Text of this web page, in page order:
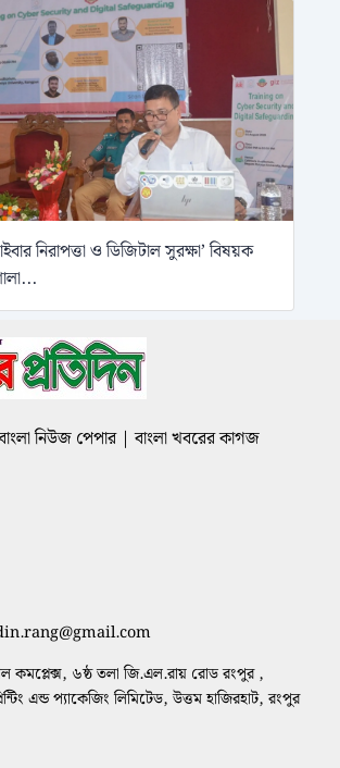
নিরাপত্তা ও ডিজিটাল সুরক্ষা’ বিষয়ক
নিউজ পেপার | বাংলা খবরের কাগজ
কমপ্লেক্স, ৬ষ্ঠ তলা জি.এল.রায় রোড রংপুর ,
এন্ড প্যাকেজিং লিমিটেড, উত্তম হাজিরহাট, রংপুর